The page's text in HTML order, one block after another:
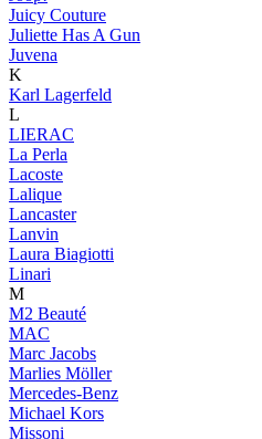
Juicy Couture
Juliette Has A Gun
Juvena
K
Karl Lagerfeld
L
LIERAC
La Perla
Lacoste
Lalique
Lancaster
Lanvin
Laura Biagiotti
Linari
M
M2 Beauté
MAC
Marc Jacobs
Marlies Möller
Mercedes-Benz
Michael Kors
Missoni